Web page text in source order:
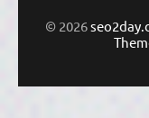
© 2026